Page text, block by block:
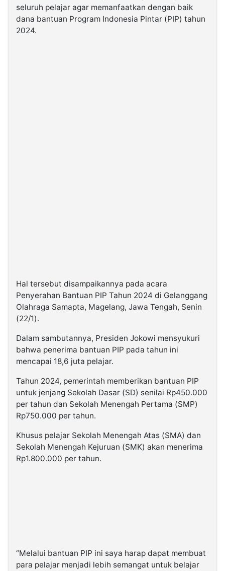
seluruh pelajar agar memanfaatkan dengan baik
dana bantuan Program Indonesia Pintar (PIP) tahun
2024.
Hal tersebut disampaikannya pada acara
Penyerahan Bantuan PIP Tahun 2024 di Gelanggang
Olahraga Samapta, Magelang, Jawa Tengah, Senin
(22/1).
Dalam sambutannya, Presiden Jokowi mensyukuri
bahwa penerima bantuan PIP pada tahun ini
mencapai 18,6 juta pelajar.
Tahun 2024, pemerintah memberikan bantuan PIP
untuk jenjang Sekolah Dasar (SD) senilai Rp450.000
per tahun dan Sekolah Menengah Pertama (SMP)
Rp750.000 per tahun.
Khusus pelajar Sekolah Menengah Atas (SMA) dan
Sekolah Menengah Kejuruan (SMK) akan menerima
Rp1.800.000 per tahun.
“Melalui bantuan PIP ini saya harap dapat membuat
para pelajar menjadi lebih semangat untuk belajar